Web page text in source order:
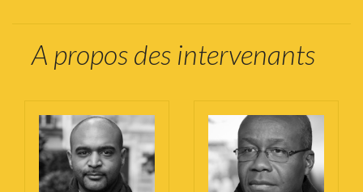
A propos des intervenants